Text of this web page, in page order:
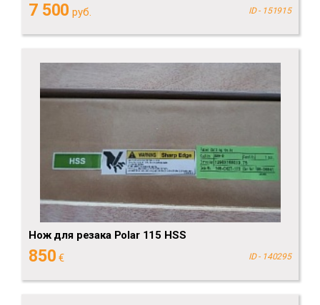
7 500 руб. ID - 151915
Нож для резака Polar 115 HSS
850 € ID - 140295